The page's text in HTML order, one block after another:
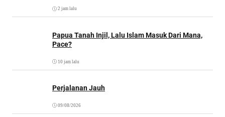
2 jam lalu
Papua Tanah Injil, Lalu Islam Masuk Dari Mana,
Pace?
10 jam lalu
Perjalanan Jauh
09/08/2026